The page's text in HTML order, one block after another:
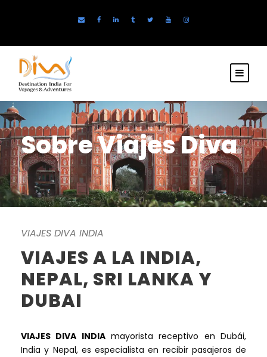
Sobre Viajes Diva
VIAJES DIVA INDIA
VIAJES A LA INDIA,
NEPAL, SRI LANKA Y
DUBAI
VIAJES DIVA INDIAmayorista receptivo en Dubái,
India y Nepal, es especialista en recibir pasajeros de